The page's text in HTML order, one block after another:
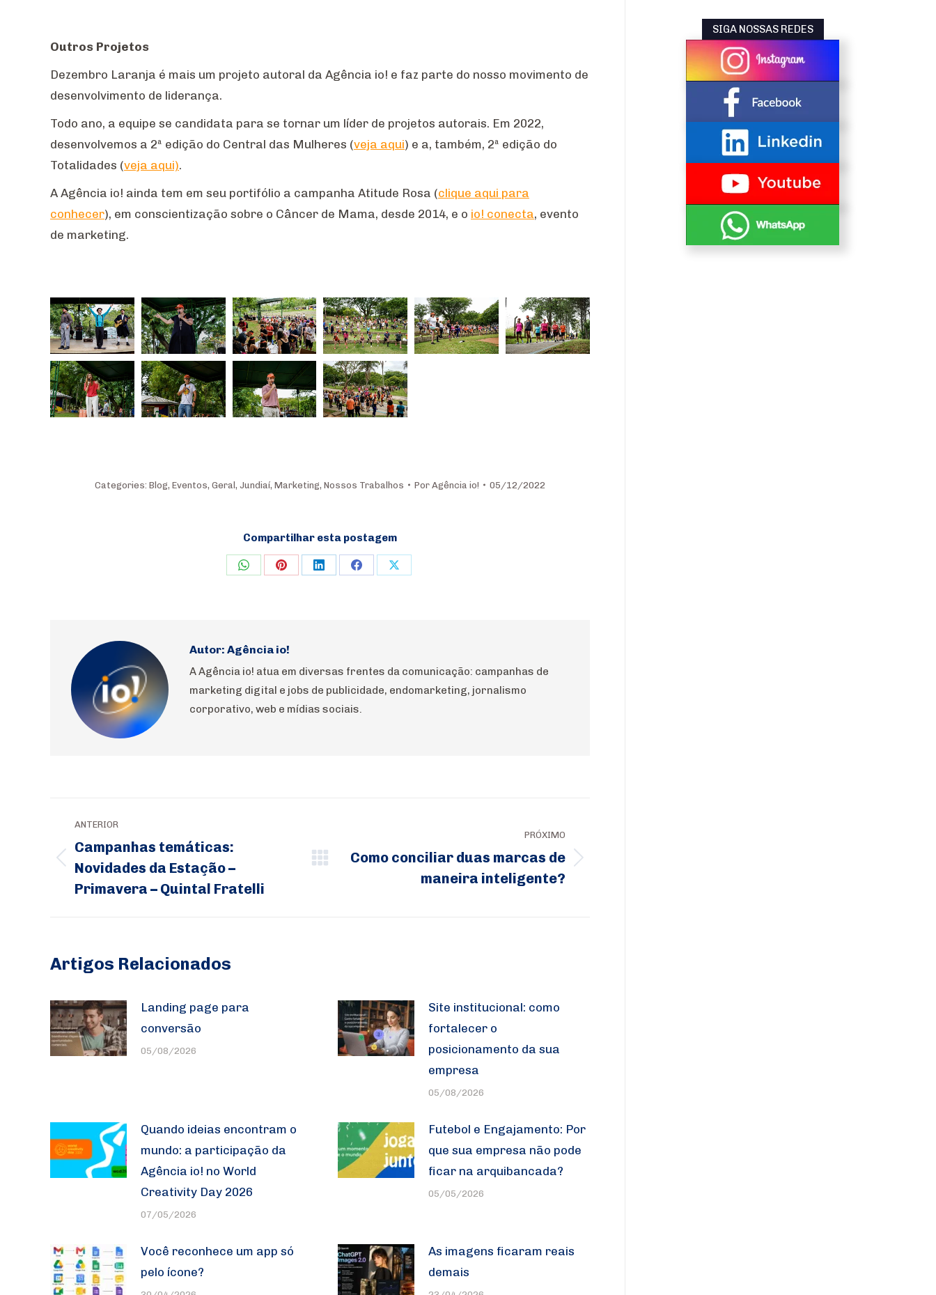
Outros Projetos
Dezembro Laranja é mais um projeto autoral da Agência io! e faz parte do nosso movimento de
desenvolvimento de liderança.
Todo ano, a equipe se candidata para se tornar um líder de projetos autorais. Em 2022,
desenvolvemos a 2ª edição do Central das Mulheres (veja aqui) e a, também, 2ª edição do
Totalidades (veja aqui).
A Agência io! ainda tem em seu portifólio a campanha Atitude Rosa (clique aqui para
conhecer), em conscientização sobre o Câncer de Mama, desde 2014, e o io! conecta, evento
de marketing.
Categories: Blog, Eventos, Geral , Jundiaí, Marketing, Nossos Trabalhos Por Agência io! 05/12/2022
Compartilhar esta postagem
Share Share Share Share Share
Autor: Agência io!
A Agência io! atua em diversas frentes da comunicação: campanhas de
marketing digital e jobs de publicidade, endomarketing, jornalismo
corporativo, web e mídias sociais.
de
post:
ANTERIOR
Post
anterior:
Campanhas temáticas:
Novidades da Estação –
Primavera – Quintal Fratelli
PRÓXIMO
Como conciliar duas marcas de
maneira inteligente?
Artigos Relacionados
Landing page para
conversão
05/08/2026
Site institucional: como
fortalecer o
posicionamento da sua
empresa
05/08/2026
Quando ideias encontram o
mundo: a participação da
Agência io! no World
Creativity Day 2026
07/05/2026
Futebol e Engajamento: Por
que sua empresa não pode
ficar na arquibancada?
05/05/2026
Você reconhece um app só
pelo ícone?
As imagens ficaram reais
demais
SIGA NOSSAS REDES